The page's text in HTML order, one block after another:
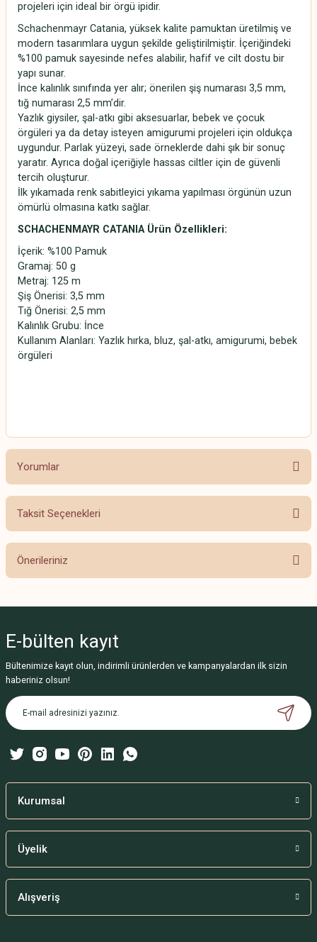
projeleri için ideal bir örgü ipidir.
Schachenmayr Catania, yüksek kalite pamuktan üretilmiş ve
modern tasarımlara uygun şekilde geliştirilmiştir. İçeriğindeki
%100 pamuk sayesinde nefes alabilir, hafif ve cilt dostu bir
yapı sunar.
İnce kalınlık sınıfında yer alır; önerilen şiş numarası 3,5 mm,
tığ numarası 2,5 mm’dir.
Yazlık giysiler, şal-atkı gibi aksesuarlar, bebek ve çocuk
örgüleri ya da detay isteyen amigurumi projeleri için oldukça
uygundur. Parlak yüzeyi, sade örneklerde dahi şık bir sonuç
yaratır. Ayrıca doğal içeriğiyle hassas ciltler için de güvenli
tercih oluşturur.
İlk yıkamada renk sabitleyici yıkama yapılması örgünün uzun
ömürlü olmasına katkı sağlar.
SCHACHENMAYR CATANIA Ürün Özellikleri:
İçerik: %100 Pamuk
Gramaj: 50 g
Metraj: 125 m
Şiş Önerisi: 3,5 mm
Tığ Önerisi: 2,5 mm
Kalınlık Grubu: İnce
Kullanım Alanları: Yazlık hırka, bluz, şal-atkı, amigurumi, bebek
örgüleri
Yorumlar
Bu ürüne ilk yorumu siz yapın!
Taksit Seçenekleri
Önerileriniz
Görüş ve önerileriniz için teşekkür ederiz.
Ürün resmi kalitesiz, bozuk veya görüntülenemiyor.
Ürün açıklamasında eksik bilgiler bulunuyor.
Ürün bilgilerinde hatalar bulunuyor.
Bu ürüne benzer farklı alternatifler olmalı.
E-bülten kayıt
Bültenimize kayıt olun, indirimli ürünlerden ve kampanyalardan ilk sizin
haberiniz olsun!
Kurumsal
Üyelik
Alışveriş